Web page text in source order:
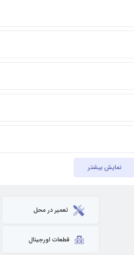
نمایش بیشتر
تعمیر در محل
قطعات اورجینال